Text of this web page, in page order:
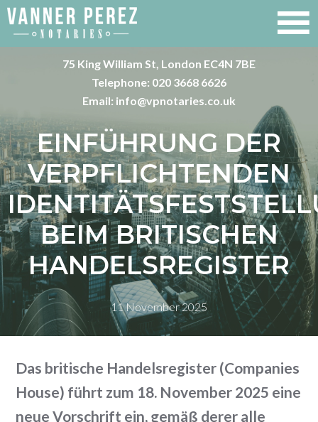
75 King William St, London EC4N 7BE
Telephone: 020 3668 6626
Email: info@vpnotaries.co.uk
EINFÜHRUNG DER
VERPFLICHTENDEN
BEIM BRITISCHEN
HANDELSREGISTER
11 November 2025
Das britische Handelsregister (Companies
House) führt zum 18. November 2025 eine
neue Vorschrift ein, gemäß derer alle